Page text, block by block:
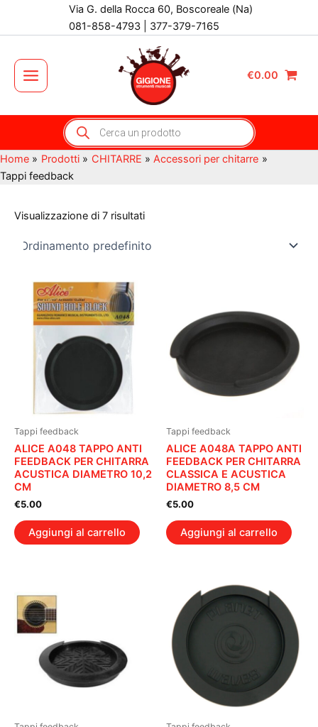
Via G. della Rocca 60, Boscoreale (Na)
081-858-4793 | 377-379-7165
Main
Menu
€0.00
Products
search
Home Prodotti CHITARRE
Accessori per chitarre
Tappi feedback
Visualizzazione di 7 risultati
Tappi feedback
ALICE A048 TAPPO ANTI
FEEDBACK PER CHITARRA
ACUSTICA DIAMETRO 10,2
CM
€5.00
Aggiungi al carrello
Tappi feedback
ALICE A048A TAPPO ANTI
FEEDBACK PER CHITARRA
CLASSICA E ACUSTICA
DIAMETRO 8,5 CM
€5.00
Aggiungi al carrello